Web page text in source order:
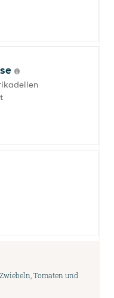
Tomaten und